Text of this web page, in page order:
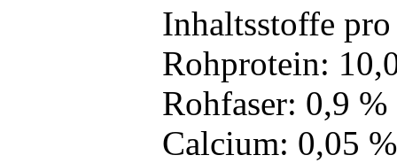
Inhaltsstoffe
Rohprotein:
Rohfaser: 0,9
Calcium: 0,05